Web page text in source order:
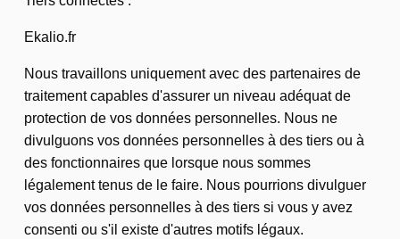
Ekalio.fr
Nous travaillons uniquement avec des partenaires de
traitement capables d'assurer un niveau adéquat de
protection de vos données personnelles. Nous ne
divulguons vos données personnelles à des tiers ou à
des fonctionnaires que lorsque nous sommes
légalement tenus de le faire. Nous pourrions divulguer
vos données personnelles à des tiers si vous y avez
consenti ou s'il existe d'autres motifs légaux.